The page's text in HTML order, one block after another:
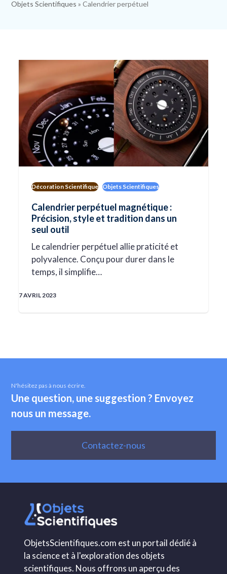
Objets Scientifiques »Calendrier perpétuel
Décoration Scientifique Objets Scientifiques
Calendrier perpétuel magnétique :
Précision, style et tradition dans un
seul outil
Le calendrier perpétuel allie praticité et
polyvalence. Conçu pour durer dans le
temps, il simplifie…
7 AVRIL 2023
N'hésitez pas à nous écrire.
Une question, une suggestion ? Envoyez
nous un message.
Contactez-nous
ObjetsScientifiques.com est un portail dédié à
la science et à l'exploration des objets
scientifiques. Nous offrons un aperçu des